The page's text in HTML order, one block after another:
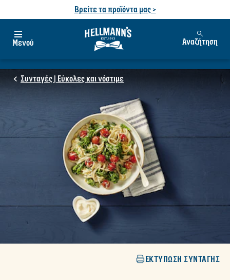
Βρείτε τα προϊόντα μας >
Μενού Αναζήτηση
Συνταγές | Εύκολες και νόστιμε
ΕΚΤΎΠΩΣΗ ΣΥΝΤΑΓΉΣ